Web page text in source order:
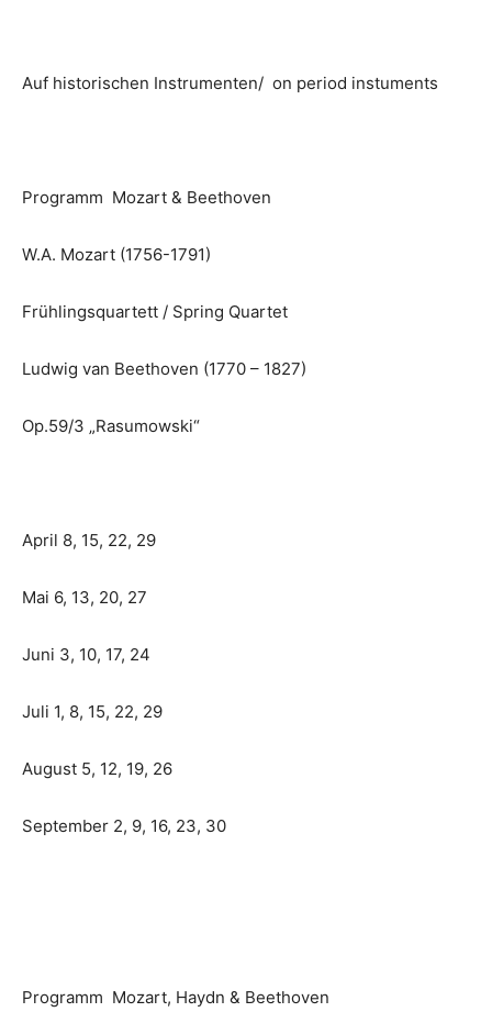
Auf historischen Instrumenten/ on period instuments
Programm Mozart & Beethoven
W.A. Mozart (1756-1791)
Frühlingsquartett / Spring Quartet
Ludwig van Beethoven (1770 – 1827)
Op.59/3 „Rasumowski“
April 8, 15, 22, 29
Mai 6, 13, 20, 27
Juni 3, 10, 17, 24
Juli 1, 8, 15, 22, 29
August 5, 12, 19, 26
September 2, 9, 16, 23, 30
Programm Mozart, Haydn & Beethoven